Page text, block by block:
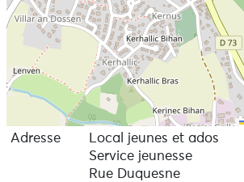
16h à 18h30 (hors activités)
Pendant l'été, le service jeunesse
Quittons nos transats sur la plage du
mercredi :
https://
quittons-nos-transats/
Adresse
Local jeunes et ados
Service jeunesse
Rue Duquesne